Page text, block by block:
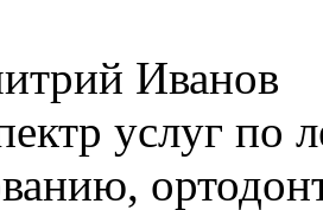
Иванов
услуг по